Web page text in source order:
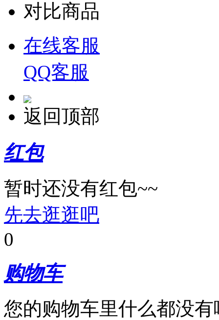
对比商品
在线客服
QQ客服
返回顶部
红包
暂时还没有红包~~
先去逛逛吧
0
购物车
您的购物车里什么都没有